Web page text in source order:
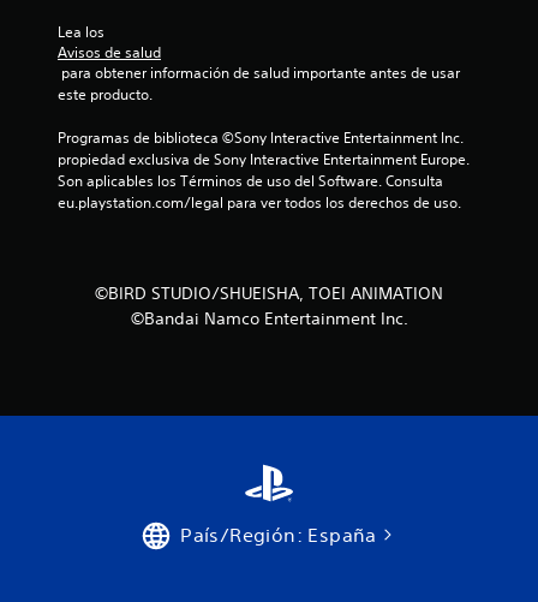
Lea los
Avisos de salud
este producto.
Programas de biblioteca ©Sony Interactive Entertainment Inc.
propiedad exclusiva de Sony Interactive Entertainment Europe.
Son aplicables los Términos de uso del Software. Consulta
eu.playstation.com/legal para ver todos los derechos de uso.
©BIRD STUDIO/SHUEISHA, TOEI ANIMATION
©Bandai Namco Entertainment Inc.
País/Región: España